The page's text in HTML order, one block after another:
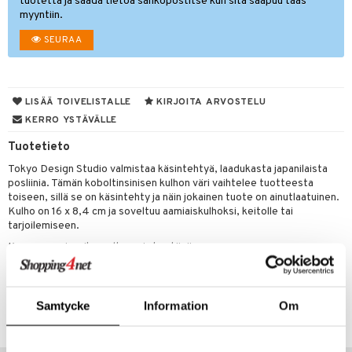
Samtycke Information Om
myyntiin.
SEURAA
LISÄÄ TOIVELISTALLE
KIRJOITA ARVOSTELU
KERRO YSTÄVÄLLE
Tuotetieto
Tokyo Design Studio valmistaa käsintehtyä, laadukasta japanilaista
posliinia. Tämän koboltinsinisen kulhon väri vaihtelee tuotteesta
toiseen, sillä se on käsintehty ja näin jokainen tuote on ainutlaatuinen.
Kulho on 16 x 8,4 cm ja soveltuu aamiaiskulhoksi, keitolle tai
tarjoilemiseen.
Konepesun ja mikroaaltouunin kestävä.
ITK19-1-XX
Siivous
Leivontavuoat
& Vihannesveitset
sisustus
tarvikkeita
tekstiilit
koristelu
säilytys
tekstiilit
Saalit
& Koukut